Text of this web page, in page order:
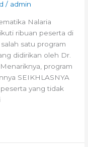
/ admin
Nalaria
ribuan peserta di
satu program
didirikan oleh Dr.
program
SEIKHLASNYA
yang tidak